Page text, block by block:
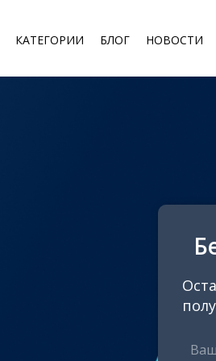
КАТЕГОРИИ БЛОГ НОВОСТИ